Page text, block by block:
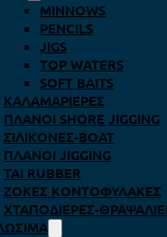
MINNOWS
PENCILS
JIGS
TOP WATERS
SOFT BAITS
ΚΑΛΑΜΑΡΙΈΡΕΣ
ΠΛΆΝΟΙ SHORE JIGGING
ΣΙΛΙΚΌΝΕΣ-BOAT
ΠΛΆΝΟΙ JIGGING
TAI RUBBER
ΖΌΚΕΣ ΚΟΝΤΟΦΎΛΑΚΕΣ
ΧΤΑΠΟΔΙΈΡΕΣ-